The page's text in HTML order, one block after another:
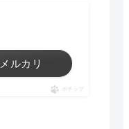
メルカリ
ポチップ